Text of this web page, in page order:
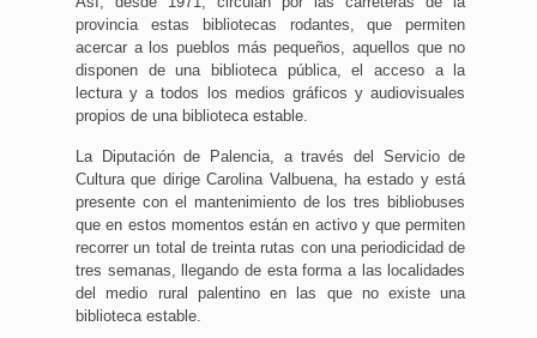
provincia estas bibliotecas rodantes, que permiten
acercar a los pueblos más pequeños, aquellos que no
disponen de una biblioteca pública, el acceso a la
lectura y a todos los medios gráficos y audiovisuales
propios de una biblioteca estable.
La Diputación de Palencia, a través del Servicio de
Cultura que dirige Carolina Valbuena, ha estado y está
presente con el mantenimiento de los tres bibliobuses
que en estos momentos están en activo y que permiten
recorrer un total de treinta rutas con una periodicidad de
tres semanas, llegando de esta forma a las localidades
del medio rural palentino en las que no existe una
biblioteca estable.